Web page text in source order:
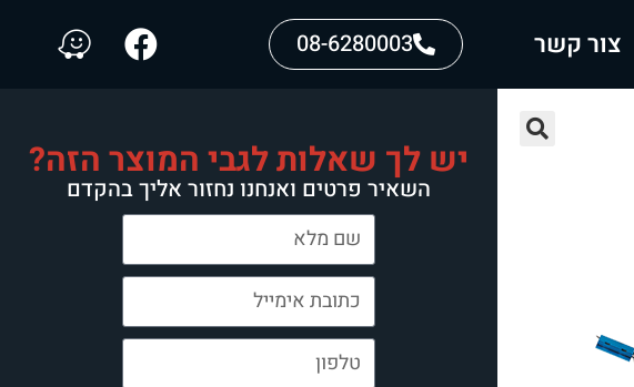
צור קשר 08-6280003
יש לך שאלות לגבי המוצר הזה?
השאיר פרטים ואנחנו נחזור אליך בהקדם